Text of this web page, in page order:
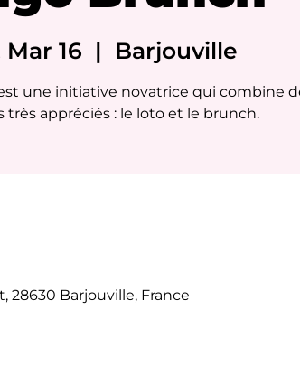
Mar 16
  |
Barjouville
une initiative novatrice qui combine
très appréciés : le loto et le brunch.
28630 Barjouville, France